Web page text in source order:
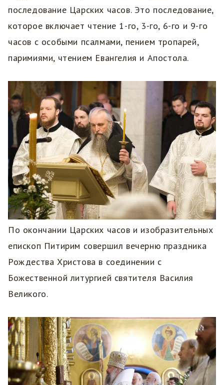
последование Царских часов. Это последование,
которое включает чтение 1-го, 3-го, 6-го и 9-го
часов с особыми псалмами, пением тропарей,
паримиями, чтением Евангелия и Апостола.
По окончании Царских часов и изобразительных
епископ Питирим совершил вечерню праздника
Рождества Христова в соединении с
Божественной литургией святителя Василия
Великого.